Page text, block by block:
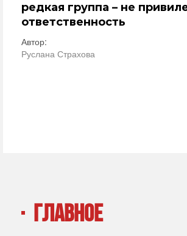
редкая группа – не
ответственность
Автор:
Руслана Страхова
ГЛАВНОЕ